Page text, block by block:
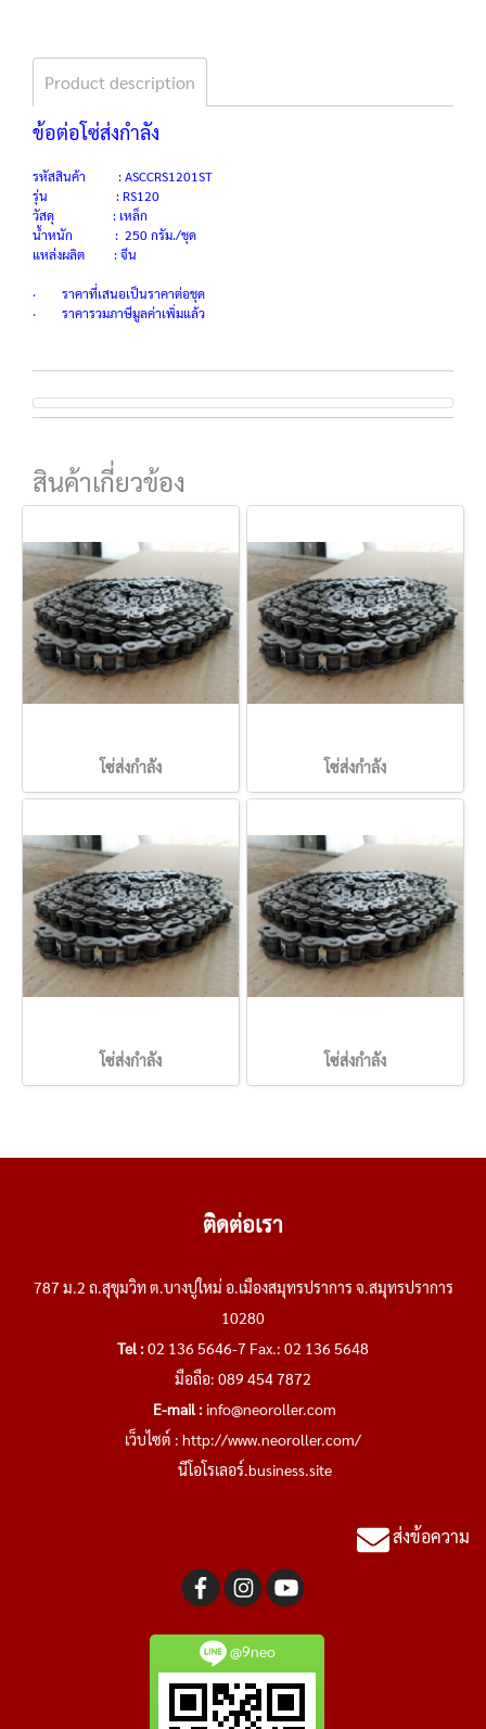
Product description
ข้อต่อโซ่ส่งกำลัง
รหัสสินค้า : ASCCRS1201ST
รุ่น : RS120
วัสดุ : เหล็ก
น้ำหนัก : 250 กรัม./ชุด
แหล่งผลิต : จีน
· ราคาที่เสนอเป็นราคาต่อชุด
· ราคารวมภาษีมูลค่าเพิ่มแล้ว
สินค้าเกี่ยวข้อง
โซ่ส่งกำลัง โซ่ส่งกำลัง
โซ่ส่งกำลัง โซ่ส่งกำลัง
ติดต่อเรา
787 ม.2 ถ.สุขุมวิท ต.บางปูใหม่ อ.เมืองสมุทรปราการ จ.สมุทรปราการ
10280
Tel :02 136 5646-7 Fax.: 02 136 5648
มือถือ: 089 454 7872
E-mail : info@neoroller.com
เว็บไซต์ : http://www.neoroller.com/
นีโอโรเลอร์.business.site
ส่งข้อความ
@9neo